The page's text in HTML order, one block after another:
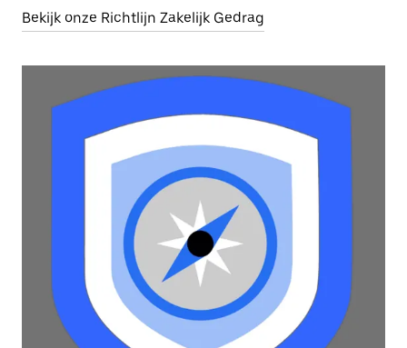
Bekijk onze Richtlijn Zakelijk Gedrag